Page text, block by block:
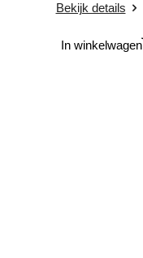
Bekijk details
In winkelwagen